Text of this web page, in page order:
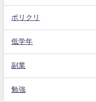
ポリクリ
低学年
副業
勉強